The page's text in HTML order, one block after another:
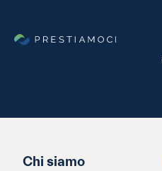
Chi siamo